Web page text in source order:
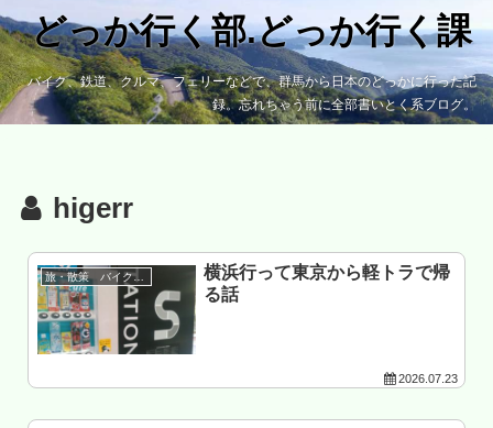
どっか行く部.どっか行く課
バイク、鉄道、クルマ、フェリーなどで、群馬から日本のどっかに行った記
録。忘れちゃう前に全部書いとく系ブログ。
higerr
旅・散策 バイク以外
横浜行って東京から軽トラで帰
る話
2026.07.23